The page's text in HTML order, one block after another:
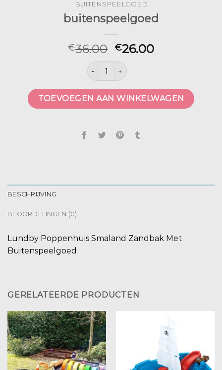
BUITENSPEELGOED
buitenspeelgoed
€36.00 €26.00
buitenspeelgoed aantal
TOEVOEGEN AAN WINKELWAGEN
BESCHRIJVING
BEOORDELINGEN (0)
Lundby Poppenhuis Smaland Zandbak Met
Buitenspeelgoed
GERELATEERDE PRODUCTEN